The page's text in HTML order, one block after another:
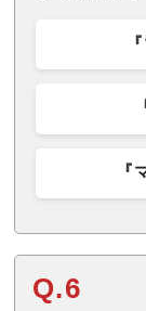
『
Q.6